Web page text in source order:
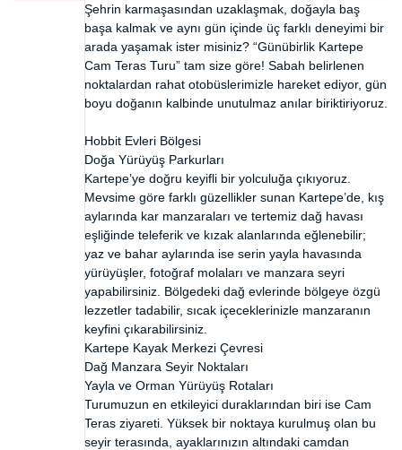
Şehrin karmaşasından uzaklaşmak, doğayla baş
başa kalmak ve aynı gün içinde üç farklı deneyimi bir
arada yaşamak ister misiniz? “Günübirlik Kartepe
Cam Teras Turu” tam size göre! Sabah belirlenen
noktalardan rahat otobüslerimizle hareket ediyor, gün
boyu doğanın kalbinde unutulmaz anılar biriktiriyoruz.
Hobbit Evleri Bölgesi
Doğa Yürüyüş Parkurları
Kartepe’ye doğru keyifli bir yolculuğa çıkıyoruz.
Mevsime göre farklı güzellikler sunan Kartepe’de, kış
aylarında kar manzaraları ve tertemiz dağ havası
eşliğinde teleferik ve kızak alanlarında eğlenebilir;
yaz ve bahar aylarında ise serin yayla havasında
yürüyüşler, fotoğraf molaları ve manzara seyri
yapabilirsiniz. Bölgedeki dağ evlerinde bölgeye özgü
lezzetler tadabilir, sıcak içeceklerinizle manzaranın
keyfini çıkarabilirsiniz.
Kartepe Kayak Merkezi Çevresi
Dağ Manzara Seyir Noktaları
Yayla ve Orman Yürüyüş Rotaları
Turumuzun en etkileyici duraklarından biri ise Cam
Teras ziyareti. Yüksek bir noktaya kurulmuş olan bu
seyir terasında, ayaklarınızın altındaki camdan